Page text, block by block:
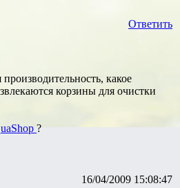
Ответить
какое
корзины для очистки
?
16/04/2009 15:08:47